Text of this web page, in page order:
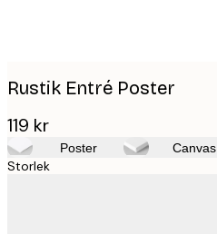
Rustik Entré Poster
119 kr
Poster Canvas
Storlek